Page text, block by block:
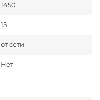
1450
15
от сети
Нет